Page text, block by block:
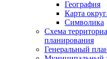
География
Карта
Символика
Схема
планирования
Генеральный